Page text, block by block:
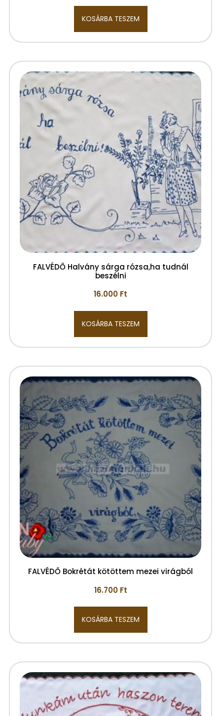
KOSÁRBA TESZEM
FALVÉDŐ Halvány sárga rózsa,ha tudnál
beszélni
16.000 Ft
KOSÁRBA TESZEM
FALVÉDŐ Bokrétát kötöttem mezei virágból
16.700 Ft
KOSÁRBA TESZEM